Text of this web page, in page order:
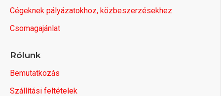
Cégeknek pályázatokhoz, közbeszerzésekhez
Csomagajánlat
Rólunk
Bemutatkozás
Szállítási feltételek